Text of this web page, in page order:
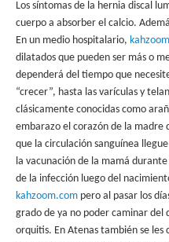
Los síntomas de la hernia discal
cuerpo a absorber el calcio.
En un medio hospitalario,
dilatados que pueden ser más o
dependerá del tiempo que
“crecer”, hasta las varículas y
clásicamente conocidas como
embarazo el corazón de la madre
que la circulación sanguínea
la vacunación de la mamá
de la infección luego del
kahzoom.com pero al pasar los
grado de ya no poder caminar del
orquitis. En Atenas también se les